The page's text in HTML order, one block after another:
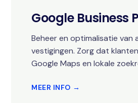
Google Business
Beheer en optimalisatie van
vestigingen. Zorg dat
Google Maps en lokale
MEER INFO →